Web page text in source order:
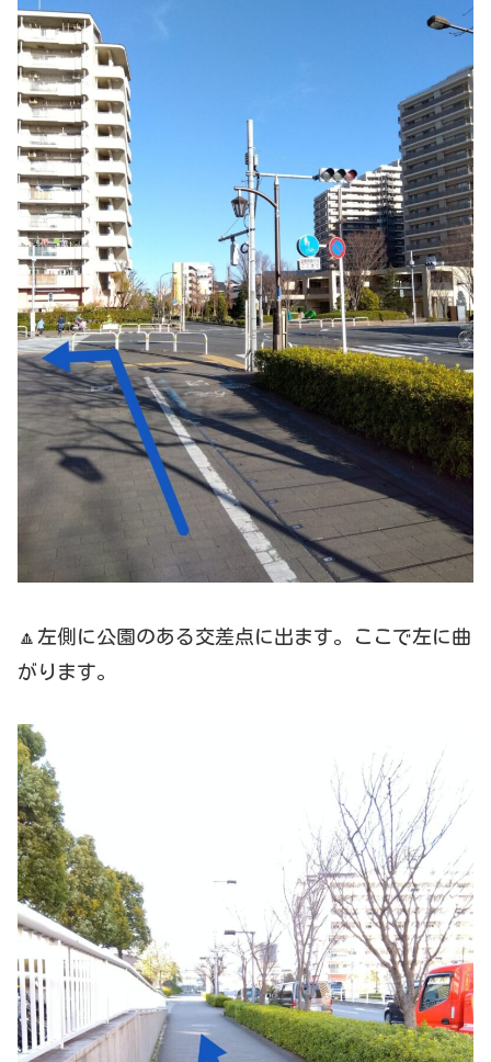
🔼左側に公園のある交差点に出ます。ここで左に曲
がります。